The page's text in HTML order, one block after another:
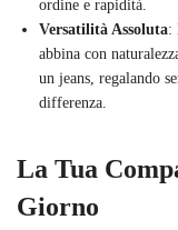
ordine e rapidità.
Versatilità Assoluta:
abbina con
un jeans, regalando
differenza.
La Tua
Giorno